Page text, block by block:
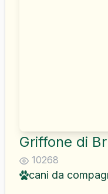
Griffone di
10268
cani da